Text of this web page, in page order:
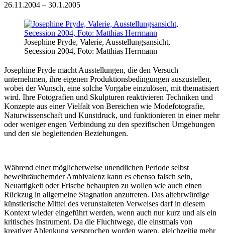
26.11.2004 – 30.1.2005
Josephine Pryde, Valerie, Ausstellungsansicht,
Secession 2004, Foto: Matthias Herrmann
Josephine Pryde macht Ausstellungen, die den Versuch
unternehmen, ihre eigenen Produktionsbedingungen auszustellen,
wobei der Wunsch, eine solche Vorgabe einzulösen, mit thematisiert
wird. Ihre Fotografien und Skulpturen reaktivieren Techniken und
Konzepte aus einer Vielfalt von Bereichen wie Modefotografie,
Naturwissenschaft und Kunstdruck, und funktionieren in einer mehr
oder weniger engen Verbindung zu den spezifischen Umgebungen
und den sie begleitenden Beziehungen.
Während einer möglicherweise unendlichen Periode selbst
beweihräuchernder Ambivalenz kann es ebenso falsch sein,
Neuartigkeit oder Frische behaupten zu wollen wie auch einen
Rückzug in allgemeine Stagnation anzutreten. Das altehrwürdige
künstlerische Mittel des verunstalteten Verweises darf in diesem
Kontext wieder eingeführt werden, wenn auch nur kurz und als ein
kritisches Instrument. Da die Fluchtwege, die einstmals von
kreativer Ablenkung versprochen worden waren, gleichzeitig mehr